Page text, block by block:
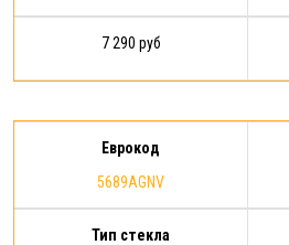
7 290 руб
Еврокод
5689AGNV
Тип стекла